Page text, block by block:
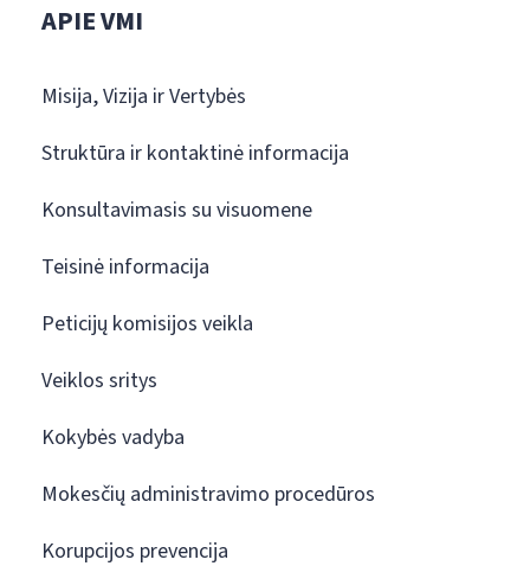
APIE VMI
Misija, Vizija ir Vertybės
Struktūra ir kontaktinė informacija
Konsultavimasis su visuomene
Teisinė informacija
Peticijų komisijos veikla
Veiklos sritys
Kokybės vadyba
Mokesčių administravimo procedūros
Korupcijos prevencija